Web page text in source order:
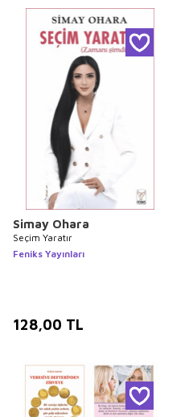
Simay Ohara
Seçim Yaratır
Feniks Yayınları
128,00 TL